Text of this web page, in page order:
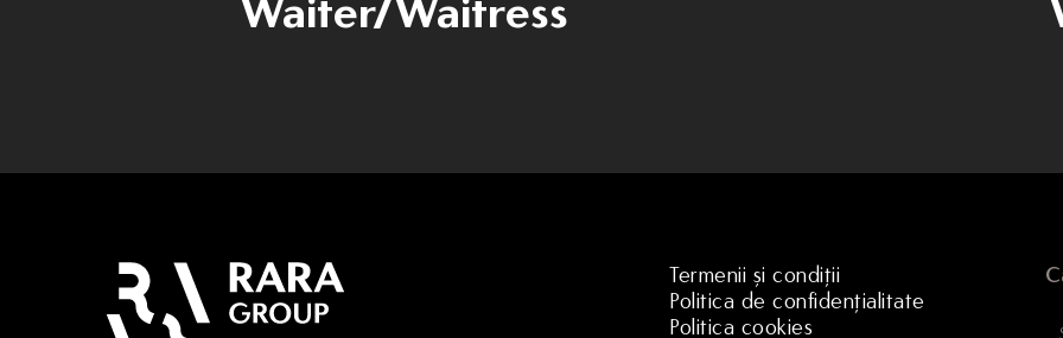
Waiter/Waitress
Termenii și condiții
Politica de confidențialitate
Politica cookies